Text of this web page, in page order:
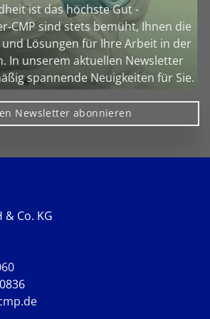
ist das höchste Gut -
sind stets bemüht, Ihnen die
Lösungen für Ihre Arbeit in der
In unserem aktuellen Newsletter
spannende Neuigkeiten für Sie.
Newsletter abonnieren
Co. KG